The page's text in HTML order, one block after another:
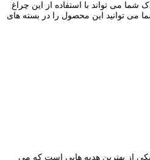
می تواند با استفاده از این چراغ
می توانید این محصول را در بسته های
از بهترین هدیه هایی است که می